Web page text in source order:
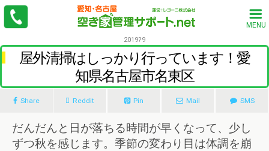
MENU
2019?9
屋外清掃はしっかり行っています！愛
知県名古屋市名東区
Share Reddit Pin Mail SMS
だんだんと日が落ちる時間が早くなって、少し
ずつ秋を感じます。季節の変わり目は体調を崩